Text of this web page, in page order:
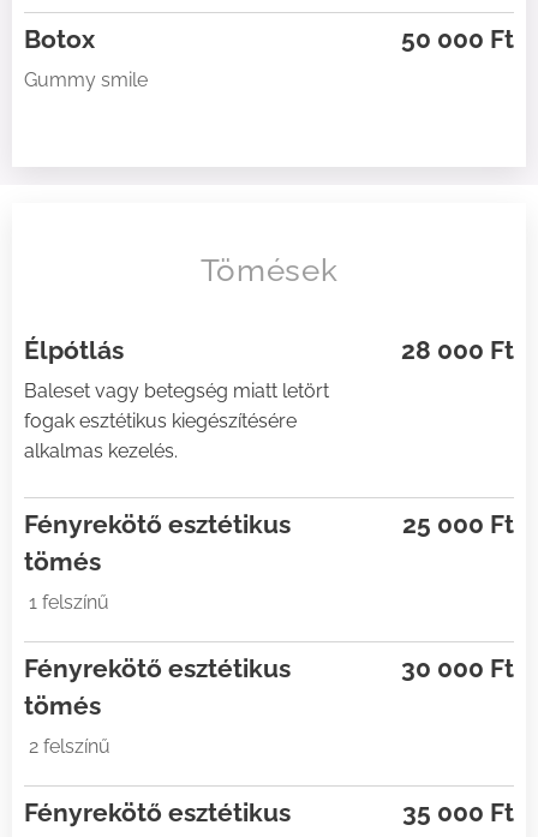
Botox
Gummy smile
50 000 Ft
Tömések
Élpótlás
Baleset vagy betegség miatt letört
fogak esztétikus kiegészítésére
alkalmas kezelés.
28 000 Ft
Fényrekötő esztétikus
tömés
1 felszínű
25 000 Ft
Fényrekötő esztétikus
tömés
2 felszínű
30 000 Ft
Fényrekötő esztétikus
35 000 Ft